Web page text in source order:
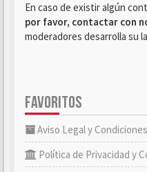
En caso de existir algún
por favor, contactar con
moderadores desarrolla su
FAVORITOS
Aviso Legal y
Política de Privacidad y